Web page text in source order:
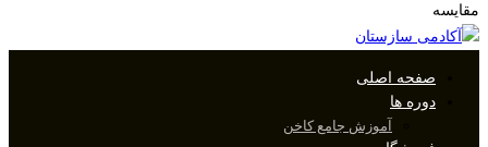
مقایسه
صفحه اصلی
دوره ها
آموزش جامع کاخن